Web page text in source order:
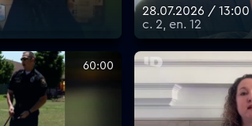
28.07.2026 / 13:00
с. 2, еп. 12
60:00